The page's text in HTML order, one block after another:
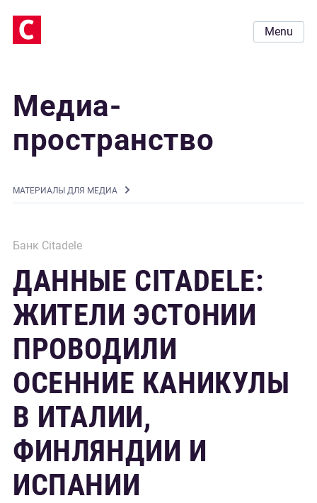
Menu
Медиа-
пространство
MАТЕРИАЛЫ ДЛЯ МЕДИА
Банк Citadele
ДАННЫЕ CITADELE:
ЖИТЕЛИ ЭСТОНИИ
ПРОВОДИЛИ
ОСЕННИЕ КАНИКУЛЫ
В ИТАЛИИ,
ФИНЛЯНДИИ И
ИСПАНИИ